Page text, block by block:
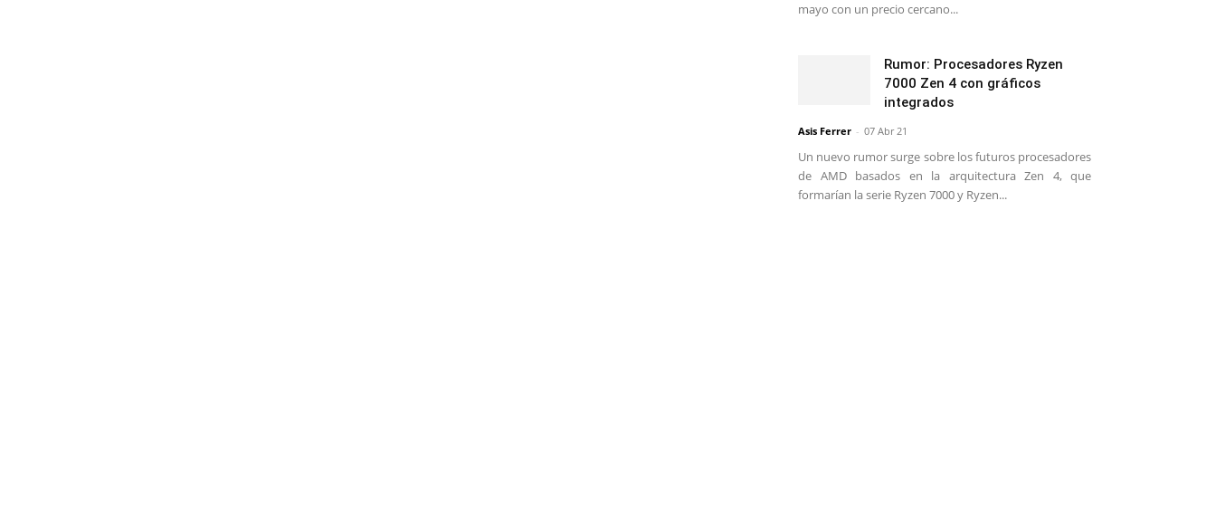
mayo con un precio cercano...
Rumor: Procesadores Ryzen
7000 Zen 4 con gráficos
integrados
Asis Ferrer - 07 Abr 21
Un nuevo rumor surge sobre los futuros procesadores
de AMD basados en la arquitectura Zen 4, que
formarían la serie Ryzen 7000 y Ryzen...